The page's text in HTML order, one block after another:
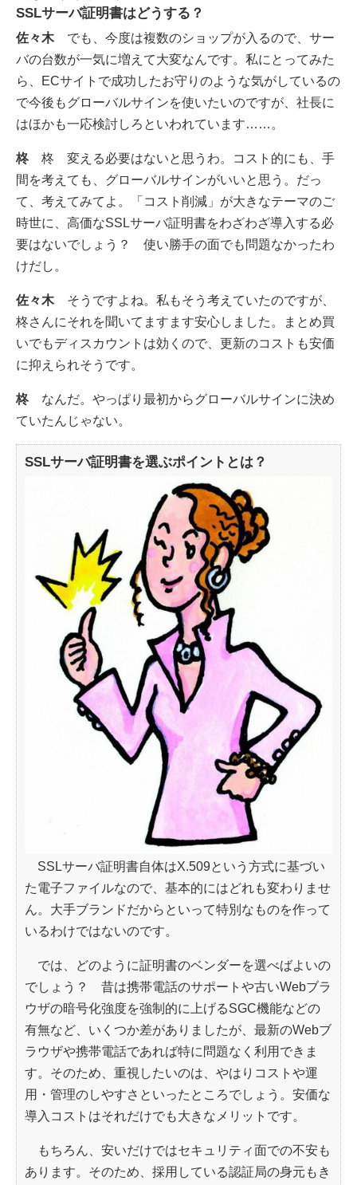
SSLサーバ証明書はどうする？
佐々木でも、今度は複数のショップが入るので、サー
バの台数が一気に増えて大変なんです。私にとってみた
ら、ECサイトで成功したお守りのような気がしているの
で今後もグローバルサインを使いたいのですが、社長に
はほかも一応検討しろといわれています……。
柊柊 変える必要はないと思うわ。コスト的にも、手
間を考えても、グローバルサインがいいと思う。だっ
て、考えてみてよ。「コスト削減」が大きなテーマのご
時世に、高価なSSLサーバ証明書をわざわざ導入する必
要はないでしょう？ 使い勝手の面でも問題なかったわ
けだし。
佐々木そうですよね。私もそう考えていたのですが、
柊さんにそれを聞いてますます安心しました。まとめ買
いでもディスカウントは効くので、更新のコストも安価
に抑えられそうです。
柊なんだ。やっぱり最初からグローバルサインに決め
ていたんじゃない。
SSLサーバ証明書を選ぶポイントとは？
SSLサーバ証明書自体はX.509という方式に基づい
た電子ファイルなので、基本的にはどれも変わりませ
ん。大手ブランドだからといって特別なものを作って
いるわけではないのです。
では、どのように証明書のベンダーを選べばよいの
でしょう？ 昔は携帯電話のサポートや古いWebブラ
ウザの暗号化強度を強制的に上げるSGC機能などの
有無など、いくつか差がありましたが、最新のWebブ
ラウザや携帯電話であれば特に問題なく利用できま
す。そのため、重視したいのは、やはりコストや運
用・管理のしやすさといったところでしょう。安価な
導入コストはそれだけでも大きなメリットです。
もちろん、安いだけではセキュリティ面での不安も
あります。そのため、採用している認証局の身元もき